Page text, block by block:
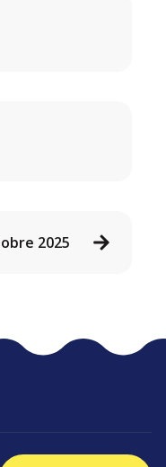
2025